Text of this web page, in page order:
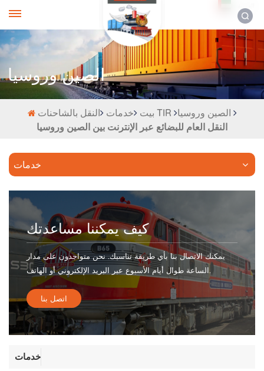
الصين وروسيا
بيت خدمات النقل بالشاحنات TIR الصين وروسيا
النقل العام للبضائع عبر الإنترنت بين الصين وروسيا
خدمات
كيف يمكننا مساعدتك
يمكنك الاتصال بنا بأي طريقة تناسبك. نحن متواجدون على مدار
الساعة طوال أيام الأسبوع عبر البريد الإلكتروني أو الهاتف.
اتصل بنا
خدمات